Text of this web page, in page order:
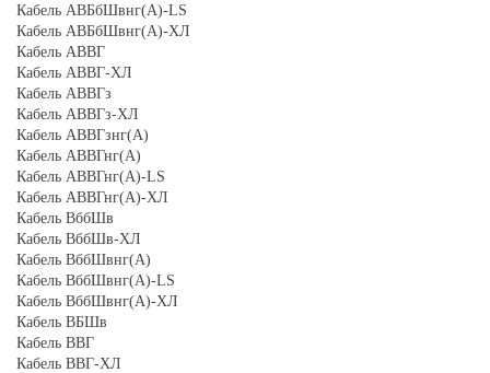
Кабель АВБбШвнг(А)-LS
Кабель АВБбШвнг(А)-ХЛ
Кабель АВВГ
Кабель АВВГ-ХЛ
Кабель АВВГз
Кабель АВВГз-ХЛ
Кабель АВВГзнг(А)
Кабель АВВГнг(А)
Кабель АВВГнг(А)-LS
Кабель АВВГнг(А)-ХЛ
Кабель ВббШв
Кабель ВббШв-ХЛ
Кабель ВббШвнг(А)
Кабель ВббШвнг(А)-LS
Кабель ВббШвнг(А)-ХЛ
Кабель ВБШв
Кабель ВВГ
Кабель ВВГ-ХЛ